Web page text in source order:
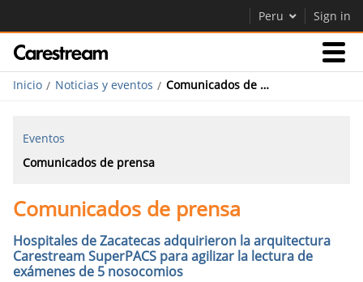
Peru Sign in
Empresas
Empresa
Empresa
Careers
Contáctenos
Inicio Noticias y eventos Comunicados de prensa
Eventos
Comunicados de prensa
Comunicados de prensa
Hospitales de Zacatecas adquirieron la arquitectura
Carestream SuperPACS para agilizar la lectura de
exámenes de 5 nosocomios